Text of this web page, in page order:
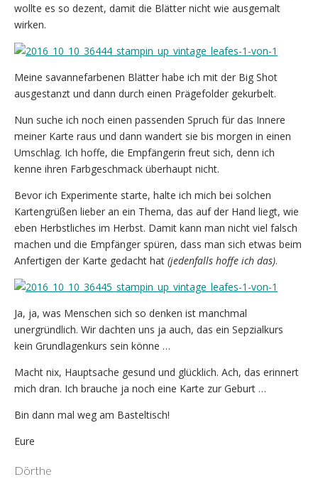
wollte es so dezent, damit die Blätter nicht wie ausgemalt
wirken.
Meine savannefarbenen Blätter habe ich mit der Big Shot
ausgestanzt und dann durch einen Prägefolder gekurbelt.
Nun suche ich noch einen passenden Spruch für das Innere
meiner Karte raus und dann wandert sie bis morgen in einen
Umschlag. Ich hoffe, die Empfängerin freut sich, denn ich
kenne ihren Farbgeschmack überhaupt nicht.
Bevor ich Experimente starte, halte ich mich bei solchen
Kartengrüßen lieber an ein Thema, das auf der Hand liegt, wie
eben Herbstliches im Herbst. Damit kann man nicht viel falsch
machen und die Empfänger spüren, dass man sich etwas beim
Anfertigen der Karte gedacht hat (jedenfalls hoffe ich das).
Ja, ja, was Menschen sich so denken ist manchmal
unergründlich. Wir dachten uns ja auch, das ein Sepzialkurs
kein Grundlagenkurs sein könne …
Macht nix, Hauptsache gesund und glücklich. Ach, das erinnert
mich dran. Ich brauche ja noch eine Karte zur Geburt …
Bin dann mal weg am Basteltisch!
Eure
Dörthe